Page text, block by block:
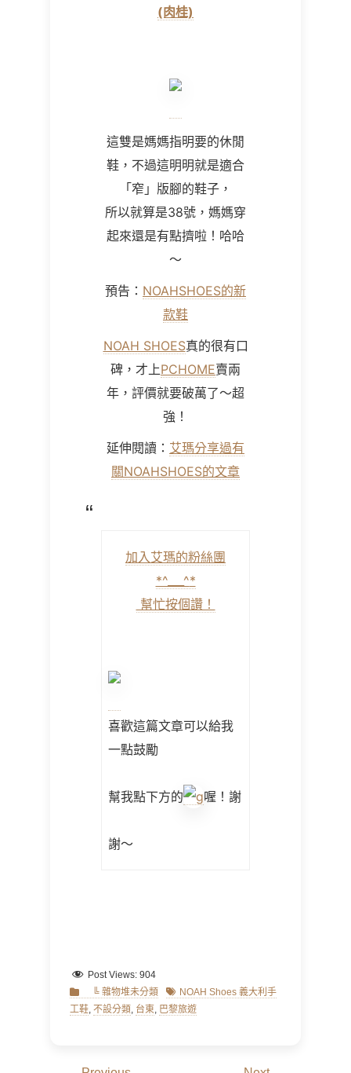
(肉桂)
這雙是媽媽指明要的休閒
鞋，不過這明明就是適合
「窄」版腳的鞋子，
所以就算是38號，媽媽穿
起來還是有點擠啦！哈哈
～
預告： NOAHSHOES的新
款鞋
NOAH SHOES真的很有口
碑，才上PCHOME賣兩
年，評價就要破萬了～超
強！
延伸閱讀： 艾瑪分享過有
關NOAHSHOES的文章
加入艾瑪的粉絲團
*^___^*
幫忙按個讚！
喜歡這篇文章可以給我
一點鼓勵
幫我點下方的 喔！謝
謝～
Post Views: 904
Categories
╚ 雜物堆未分類 TagsNOAH Shoes 義大利手
工鞋, 不設分類, 台東, 巴黎旅遊